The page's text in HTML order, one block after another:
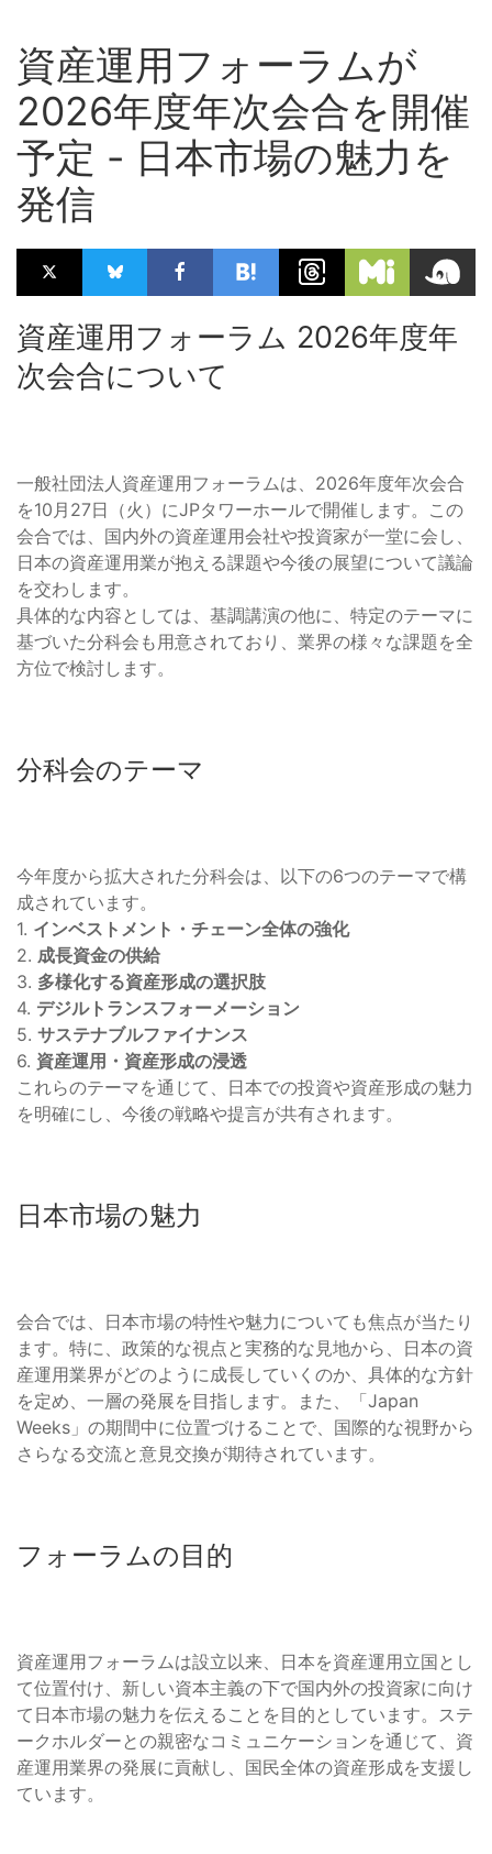
資産運用フォーラムが
2026年度年次会合を開催
予定 - 日本市場の魅力を
発信
資産運用フォーラム 2026年度年
次会合について
一般社団法人資産運用フォーラムは、2026年度年次会合
を10月27日（火）にJPタワーホールで開催します。この
会合では、国内外の資産運用会社や投資家が一堂に会し、
日本の資産運用業が抱える課題や今後の展望について議論
を交わします。
具体的な内容としては、基調講演の他に、特定のテーマに
基づいた分科会も用意されており、業界の様々な課題を全
方位で検討します。
分科会のテーマ
今年度から拡大された分科会は、以下の6つのテーマで構
成されています。
1. インベストメント・チェーン全体の強化
2. 成長資金の供給
3. 多様化する資産形成の選択肢
4. デジルトランスフォーメーション
5. サステナブルファイナンス
6. 資産運用・資産形成の浸透
これらのテーマを通じて、日本での投資や資産形成の魅力
を明確にし、今後の戦略や提言が共有されます。
日本市場の魅力
会合では、日本市場の特性や魅力についても焦点が当たり
ます。特に、政策的な視点と実務的な見地から、日本の資
産運用業界がどのように成長していくのか、具体的な方針
を定め、一層の発展を目指します。また、「Japan
Weeks」の期間中に位置づけることで、国際的な視野から
さらなる交流と意見交換が期待されています。
フォーラムの目的
資産運用フォーラムは設立以来、日本を資産運用立国とし
て位置付け、新しい資本主義の下で国内外の投資家に向け
て日本市場の魅力を伝えることを目的としています。ステ
ークホルダーとの親密なコミュニケーションを通じて、資
産運用業界の発展に貢献し、国民全体の資産形成を支援し
ています。